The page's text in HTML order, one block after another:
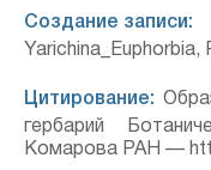
Создание записи:
Цитирование:
гербарий
Комарова РАН —